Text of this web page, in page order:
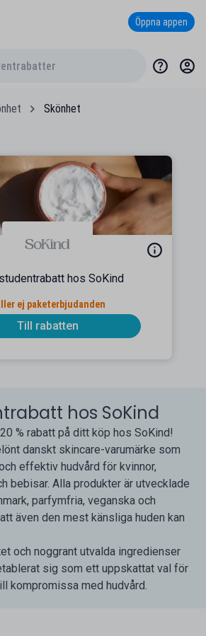
Öppna appen
Skönhet
hos SoKind
ej paketerbjudanden
Till rabatten
hos SoKind
% rabatt på ditt köp hos SoKind!
danskt skincare-varumärke som
effektiv hudvård för kvinnor,
bebisar. Alla produkter är utvecklade
parfymfria, veganska och
även den mest känsliga huden kan
och noggrant utvalda ingredienser
sig som ett uppskattat val för
kompromissa med hudvård.